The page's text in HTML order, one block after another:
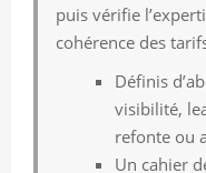
puis vérifie
cohérence des
Définis
visibilité,
refonte ou
Un cahier